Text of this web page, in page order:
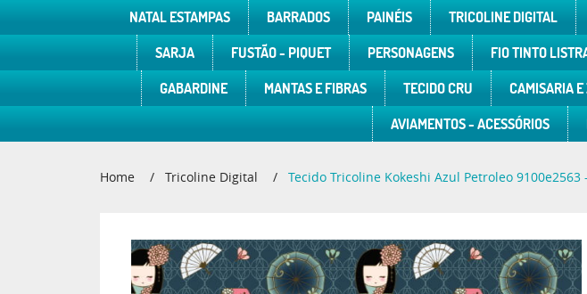
NATAL ESTAMPAS BARRADOS PAINÉIS TRICOLINE DIGITAL
SARJA
FUSTÃO - PIQUET PERSONAGENS FIO TINTO
GABARDINE
MANTAS E FIBRAS TECIDO CRU CAMISARIA E
AVIAMENTOS - ACESSÓRIOS
Home Tricoline Digital Tecido Tricoline Kokeshi Azul Petroleo 9100e2563